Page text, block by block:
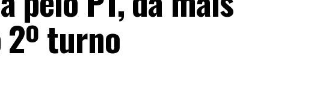
2º turno